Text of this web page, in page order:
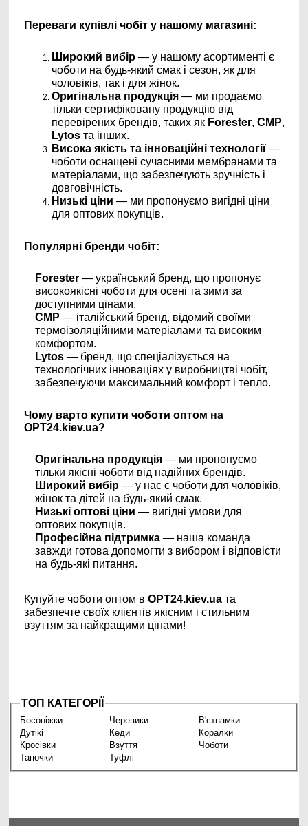
Переваги купівлі чобіт у нашому магазині:
Широкий вибір— у нашому асортименті є
чоботи на будь-який смак і сезон, як для
чоловіків, так і для жінок.
Оригінальна продукція— ми продаємо
тільки сертифіковану продукцію від
перевірених брендів, таких як Forester, CMP,
Lytosта інших.
Висока якість та інноваційні технології—
чоботи оснащені сучасними мембранами та
матеріалами, що забезпечують зручність і
довговічність.
Низькі ціни — ми пропонуємо вигідні ціни
для оптових покупців.
Популярні бренди чобіт:
Forester— український бренд, що пропонує
високоякісні чоботи для осені та зими за
доступними цінами.
CMP — італійський бренд, відомий своїми
термоізоляційними матеріалами та високим
комфортом.
Lytos— бренд, що спеціалізується на
технологічних інноваціях у виробництві чобіт,
забезпечуючи максимальний комфорт і тепло.
Чому варто купити чоботи оптом на
OPT24.kiev.ua?
Оригінальна продукція— ми пропонуємо
тільки якісні чоботи від надійних брендів.
Широкий вибір— у нас є чоботи для чоловіків,
жінок та дітей на будь-який смак.
Низькі оптові ціни — вигідні умови для
оптових покупців.
Професійна підтримка— наша команда
завжди готова допомогти з вибором і відповісти
на будь-які питання.
Купуйте чоботи оптом в OPT24.kiev.uaта
забезпечте своїх клієнтів якісним і стильним
взуттям за найкращими цінами!
ТОП КАТЕГОРІЇ
Босоніжки Черевики
В'єтнамки
Дутікі
Кеди
Коралки
Кросівки
Взуття
Чоботи
Тапочки
Туфлі